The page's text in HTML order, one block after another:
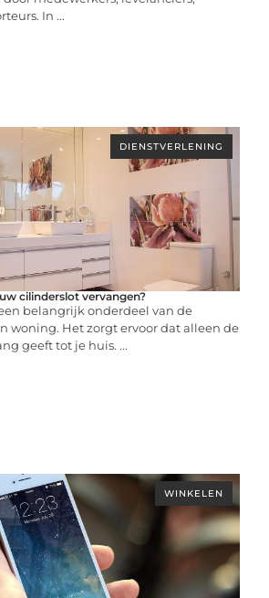
In ...
DIENSTVERLENING
cilinderslot vervangen?
belangrijk onderdeel van de
woning. Het zorgt ervoor dat alleen de
geeft tot je huis. ...
WINKELEN